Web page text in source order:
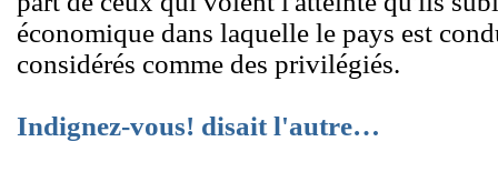
économique dans laquelle le pays est
considérés comme des privilégiés.
Indignez-vous! disait l'autre…